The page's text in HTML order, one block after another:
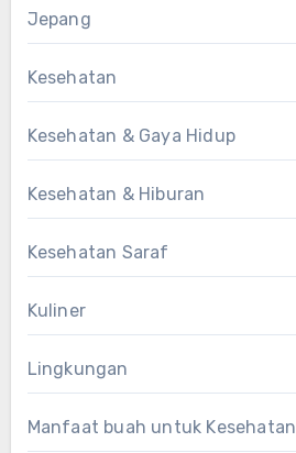
Jepang
Kesehatan
Kesehatan & Gaya Hidup
Kesehatan & Hiburan
Kesehatan Saraf
Kuliner
Lingkungan
Manfaat buah untuk Kesehatan